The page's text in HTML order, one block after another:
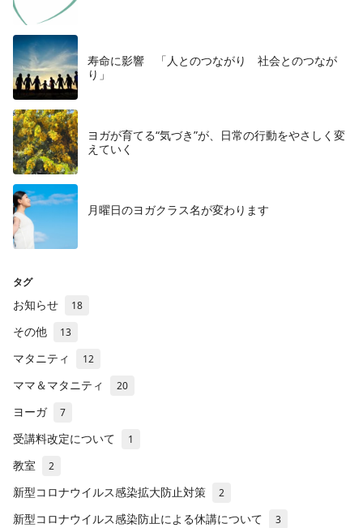
寿命に影響 「人とのつながり 社会とのつなが
り」
ヨガが育てる“気づき”が、日常の行動をやさしく変
えていく
月曜日のヨガクラス名が変わります
タグ
お知らせ 18
その他 13
マタニティ 12
ママ＆マタニティ 20
ヨーガ 7
受講料改定について 1
教室 2
新型コロナウイルス感染拡大防止対策 2
新型コロナウイルス感染防止による休講について 3